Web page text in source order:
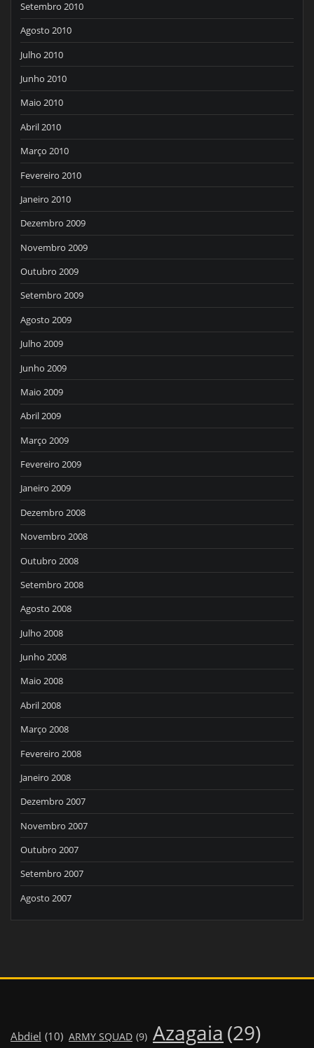
Setembro 2010
Agosto 2010
Julho 2010
Junho 2010
Maio 2010
Abril 2010
Março 2010
Fevereiro 2010
Janeiro 2010
Dezembro 2009
Novembro 2009
Outubro 2009
Setembro 2009
Agosto 2009
Julho 2009
Junho 2009
Maio 2009
Abril 2009
Março 2009
Fevereiro 2009
Janeiro 2009
Dezembro 2008
Novembro 2008
Outubro 2008
Setembro 2008
Agosto 2008
Julho 2008
Junho 2008
Maio 2008
Abril 2008
Março 2008
Fevereiro 2008
Janeiro 2008
Dezembro 2007
Novembro 2007
Outubro 2007
Setembro 2007
Agosto 2007
Abdiel (10) ARMY SQUAD (9) Azagaia (29)